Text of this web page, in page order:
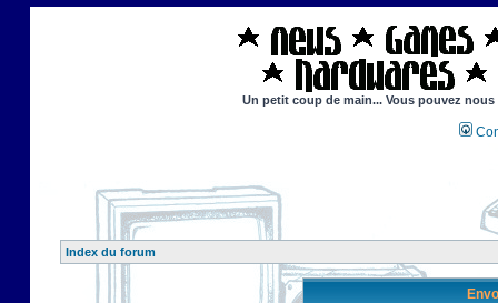
Un petit coup de main... Vous pouvez
Index du forum